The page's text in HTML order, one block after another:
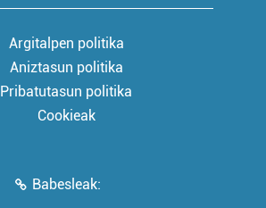
Argitalpen politika
Aniztasun politika
Pribatutasun politika
Cookieak
Babesleak: